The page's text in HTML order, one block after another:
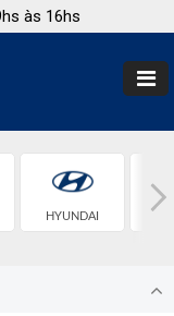
às 16hs
HYUNDAI